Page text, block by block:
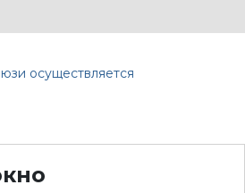
осуществляется